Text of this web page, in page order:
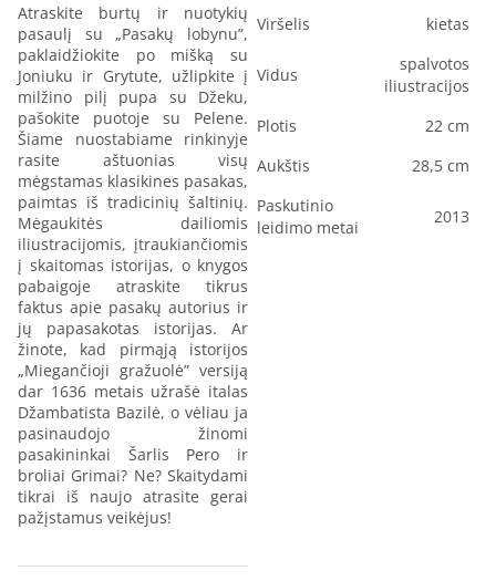
Atraskite burtų ir nuotykių
pasaulį su „Pasakų lobynu”,
paklaidžiokite po mišką su
Joniuku ir Grytute, užlipkite į
milžino pilį pupa su Džeku,
pašokite puotoje su Pelene.
Šiame nuostabiame rinkinyje
rasite aštuonias visų
mėgstamas klasikines pasakas,
paimtas iš tradicinių šaltinių.
Mėgaukitės dailiomis
iliustracijomis, įtraukiančiomis
į skaitomas istorijas, o knygos
pabaigoje atraskite tikrus
faktus apie pasakų autorius ir
jų papasakotas istorijas. Ar
žinote, kad pirmąją istorijos
„Miegančioji gražuolė” versiją
dar 1636 metais užrašė italas
Džambatista Bazilė, o vėliau ja
pasinaudojo žinomi
pasakininkai Šarlis Pero ir
broliai Grimai? Ne? Skaitydami
tikrai iš naujo atrasite gerai
pažįstamus veikėjus!
Viršelis kietas
Vidus
spalvotos
iliustracijos
Plotis
22 cm
Aukštis
28,5 cm
Paskutinio
leidimo metai
2013